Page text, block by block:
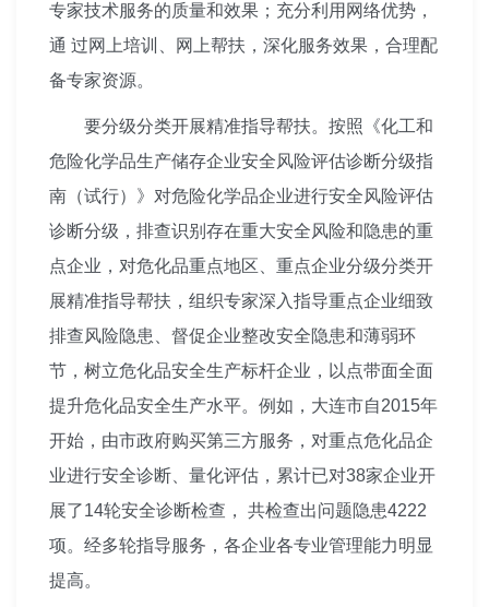
专家技术服务的质量和效果；充分利用网络优势，
通 过网上培训、网上帮扶，深化服务效果，合理配
备专家资源。
要分级分类开展精准指导帮扶。按照《化工和
危险化学品生产储存企业安全风险评估诊断分级指
南（试行）》对危险化学品企业进行安全风险评估
诊断分级，排查识别存在重大安全风险和隐患的重
点企业，对危化品重点地区、重点企业分级分类开
展精准指导帮扶，组织专家深入指导重点企业细致
排查风险隐患、督促企业整改安全隐患和薄弱环
节，树立危化品安全生产标杆企业，以点带面全面
提升危化品安全生产水平。例如，大连市自2015年
开始，由市政府购买第三方服务，对重点危化品企
业进行安全诊断、量化评估，累计已对38家企业开
展了14轮安全诊断检查， 共检查出问题隐患4222
项。经多轮指导服务，各企业各专业管理能力明显
提高。